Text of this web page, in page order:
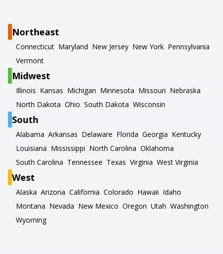
Northeast
Connecticut Maryland New Jersey New York Pennsylvania
Vermont
Midwest
Illinois Kansas Michigan Minnesota Missouri Nebraska
North Dakota Ohio South Dakota Wisconsin
South
Alabama Arkansas Delaware Florida Georgia Kentucky
Louisiana Mississippi North Carolina Oklahoma
South Carolina Tennessee Texas Virginia West Virginia
West
Alaska Arizona California Colorado Hawaii Idaho
Montana Nevada New Mexico Oregon Utah Washington
Wyoming